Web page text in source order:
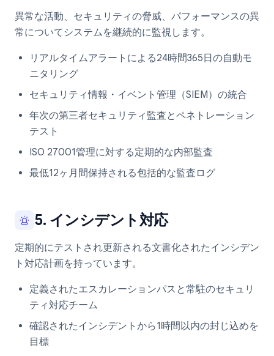
異常な活動、セキュリティの脅威、パフォーマンスの異
常についてシステムを継続的に監視します。
リアルタイムアラートによる24時間365日の自動モ
ニタリング
セキュリティ情報・イベント管理（SIEM）の統合
年次の第三者セキュリティ監査とペネトレーション
テスト
ISO 27001管理に対する定期的な内部監査
最低12ヶ月間保持される包括的な監査ログ
5. インシデント対応
定期的にテストされ更新される文書化されたインシデン
ト対応計画を持っています。
定義されたエスカレーションパスと常駐のセキュリ
ティ対応チーム
確認されたインシデントから1時間以内の封じ込めを
目標